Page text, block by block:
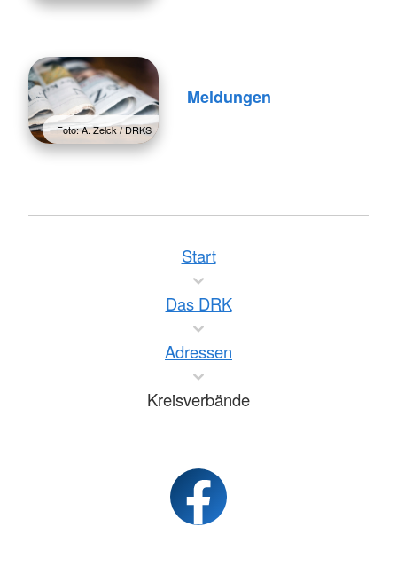
Foto: A. Zelck / DRKS
Meldungen
Start
Das DRK
Adressen
Kreisverbände